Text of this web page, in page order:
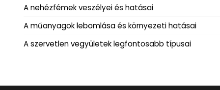
A nehézfémek veszélyei és hatásai
A műanyagok lebomlása és környezeti hatásai
A szervetlen vegyületek legfontosabb típusai